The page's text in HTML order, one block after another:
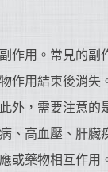
作用。常見的副
作用結束後消失
外，需要注意的
、高血壓、肝臟
或藥物相互作用